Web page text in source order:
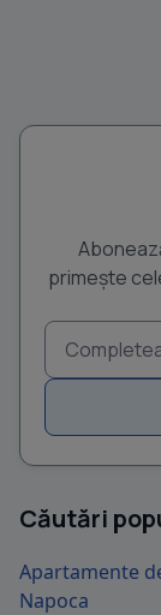
primește
Căutări
Apartamente
Napoca